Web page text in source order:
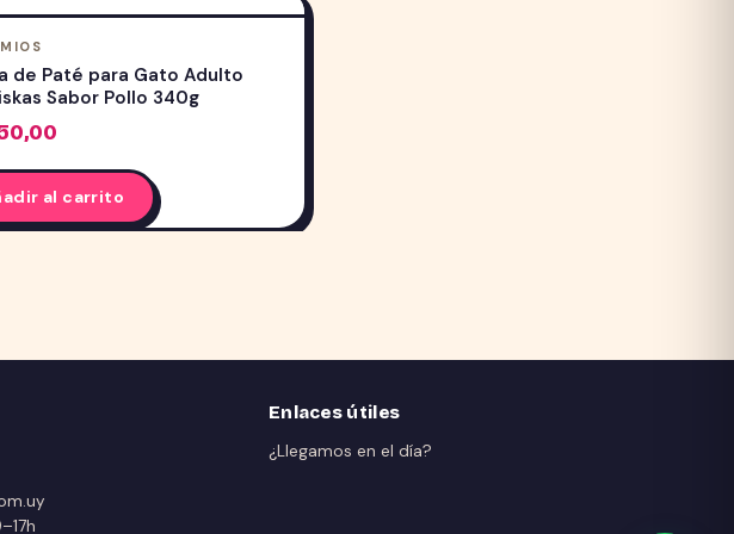
de Paté para Gato Adulto
Sabor Pollo 340g
al carrito
Enlaces útiles
¿Llegamos en el día?